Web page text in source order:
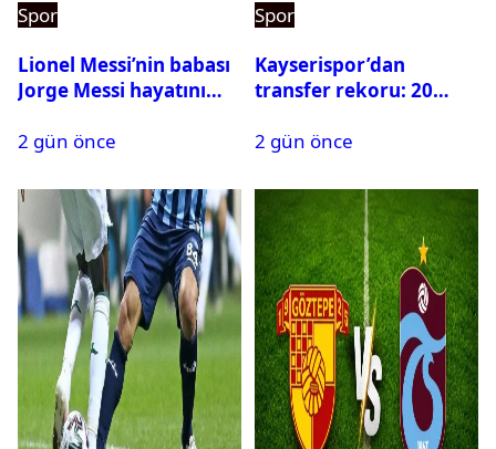
Spor
Lionel Messi’nin babası
Jorge Messi hayatını
2 gün önce
Spor
Kayserispor’dan
transfer rekoru: 20
2 gün önce